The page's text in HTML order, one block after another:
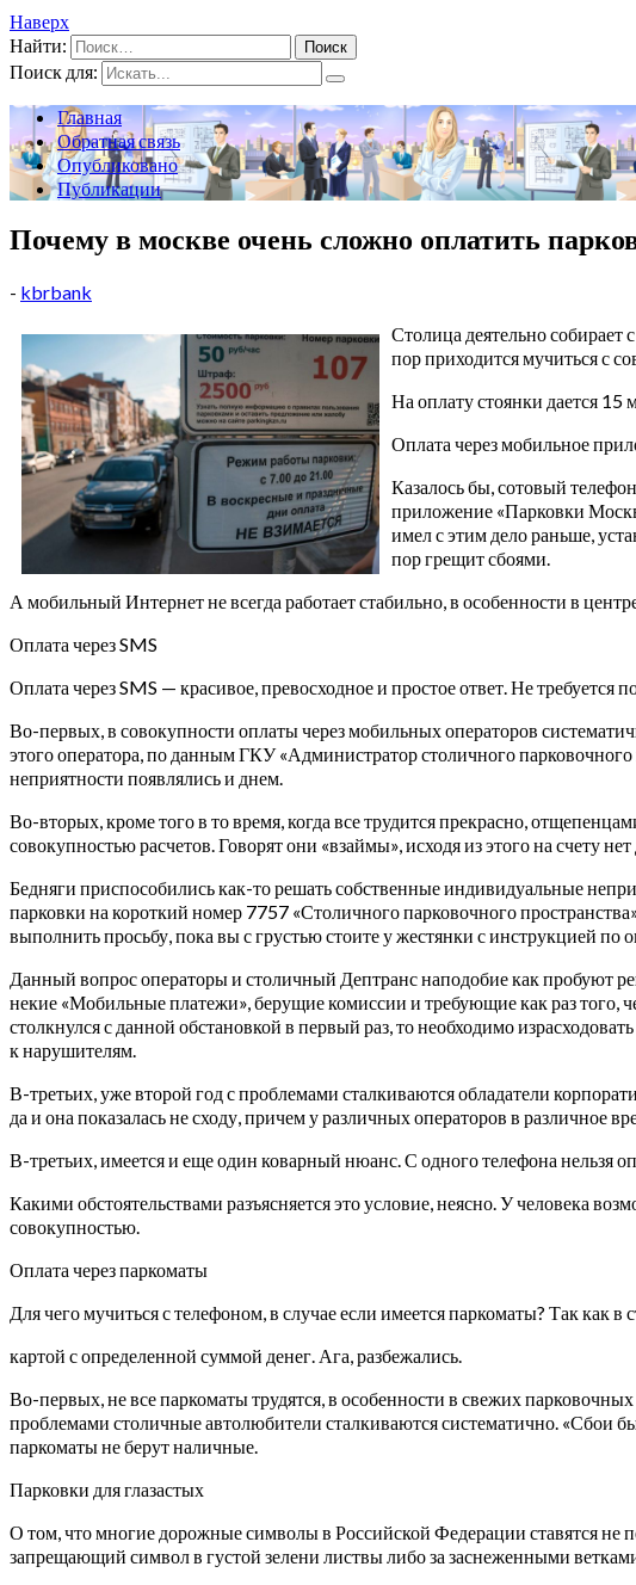
Наверх
Найти:
Поиск для:
Главная
Обратная связь
Опубликовано
Публикации
Почему в москве очень сложно оплатить
- kbrbank
Столица деятельно
пор приходится мучиться с
На оплату стоянки дается 15
Оплата через мобильное
Казалось бы, сотовый
приложение «Парковки
имел с этим дело раньше,
пор грещит сбоями.
А мобильный Интернет не всегда работает стабильно, в особенности в
Оплата через SMS
Оплата через SMS — красивое, превосходное и простое ответ. Не требуется
Во-первых, в совокупности оплаты через мобильных операторов
этого оператора, по данным ГКУ «Администратор столичного
неприятности появлялись и днем.
Во-вторых, кроме того в то время, когда все трудится прекрасно,
совокупностью расчетов. Говорят они «взаймы», исходя из этого на счету
Бедняги приспособились как-то решать собственные индивидуальные
парковки на короткий номер 7757 «Столичного парковочного
выполнить просьбу, пока вы с грустью стоите у жестянки с инструкцией по
Данный вопрос операторы и столичный Дептранс наподобие как пробуют
некие «Мобильные платежи», берущие комиссии и требующие как раз того,
столкнулся с данной обстановкой в первый раз, то необходимо
к нарушителям.
В-третьих, уже второй год с проблемами сталкиваются обладатели
да и она показалась не сходу, причем у различных операторов в различное
В-третьих, имеется и еще один коварный нюанс. С одного телефона нельзя
Какими обстоятельствами разъясняется это условие, неясно. У человека
совокупностью.
Оплата через паркоматы
Для чего мучиться с телефоном, в случае если имеется паркоматы? Так как
картой с определенной суммой денег. Ага, разбежались.
Во-первых, не все паркоматы трудятся, в особенности в свежих
проблемами столичные автолюбители сталкиваются систематично.
паркоматы не берут наличные.
Парковки для глазастых
О том, что многие дорожные символы в Российской Федерации ставятся не
запрещающий символ в густой зелени листвы либо за заснеженными